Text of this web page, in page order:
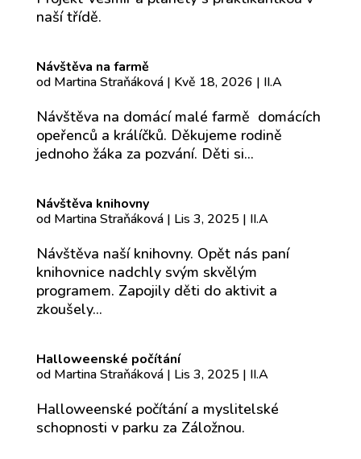
naší třídě.
Návštěva na farmě
od Martina Straňáková| Kvě 18, 2026 | II.A
Návštěva na domácí malé farmě domácích
opeřenců a králíčků. Děkujeme rodině
jednoho žáka za pozvání. Děti si...
Návštěva knihovny
od Martina Straňáková| Lis 3, 2025| II.A
Návštěva naší knihovny. Opět nás paní
knihovnice nadchly svým skvělým
programem. Zapojily děti do aktivit a
zkoušely...
Halloweenské počítání
od Martina Straňáková| Lis 3, 2025| II.A
Halloweenské počítání a myslitelské
schopnosti v parku za Záložnou.